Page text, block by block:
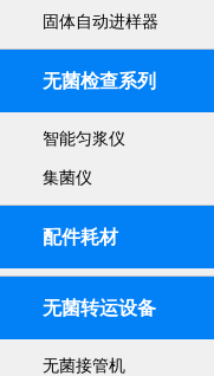
固体自动进样器
无菌检查系列
智能匀浆仪
集菌仪
配件耗材
无菌转运设备
无菌接管机